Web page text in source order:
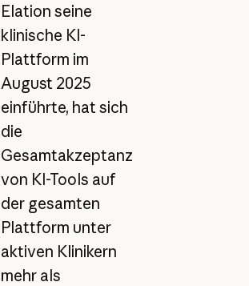
Elation seine
klinische KI-
Plattform im
August 2025
einführte, hat sich
die
Gesamtakzeptanz
von KI-Tools auf
der gesamten
Plattform unter
aktiven Klinikern
mehr als